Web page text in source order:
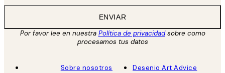
ENVIAR
Por favor lee en nuestra Política de privacidadsobre como
procesamos tus datos
Sobre nosotros
Desenio Art Advice